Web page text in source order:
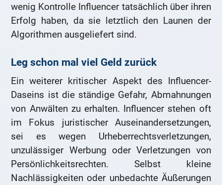
wenig Kontrolle Influencer tatsächlich über ihren
Erfolg haben, da sie letztlich den Launen der
Algorithmen ausgeliefert sind.
Leg schon mal viel Geld zurück
Ein weiterer kritischer Aspekt des Influencer-
Daseins ist die ständige Gefahr, Abmahnungen
von Anwälten zu erhalten. Influencer stehen oft
im Fokus juristischer Auseinandersetzungen,
sei es wegen Urheberrechtsverletzungen,
unzulässiger Werbung oder Verletzungen von
Persönlichkeitsrechten. Selbst kleine
Nachlässigkeiten oder unbedachte Äußerungen